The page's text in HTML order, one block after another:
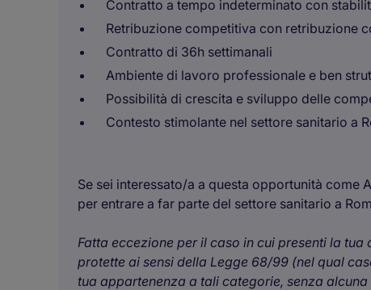
Contratto a tempo indeterminato con
Retribuzione competitiva con retribuzione
Contratto di 36h settimanali
Ambiente di lavoro professionale e ben
Possibilità di crescita e sviluppo delle
Contesto stimolante nel settore sanitario a
Se sei interessato/a a questa opportunità
per entrare a far parte del settore sanitario a
Fatta eccezione per il caso in cui presenti la
protette ai sensi della Legge 68/99 (nel qual
tua appartenenza a tali categorie, senza